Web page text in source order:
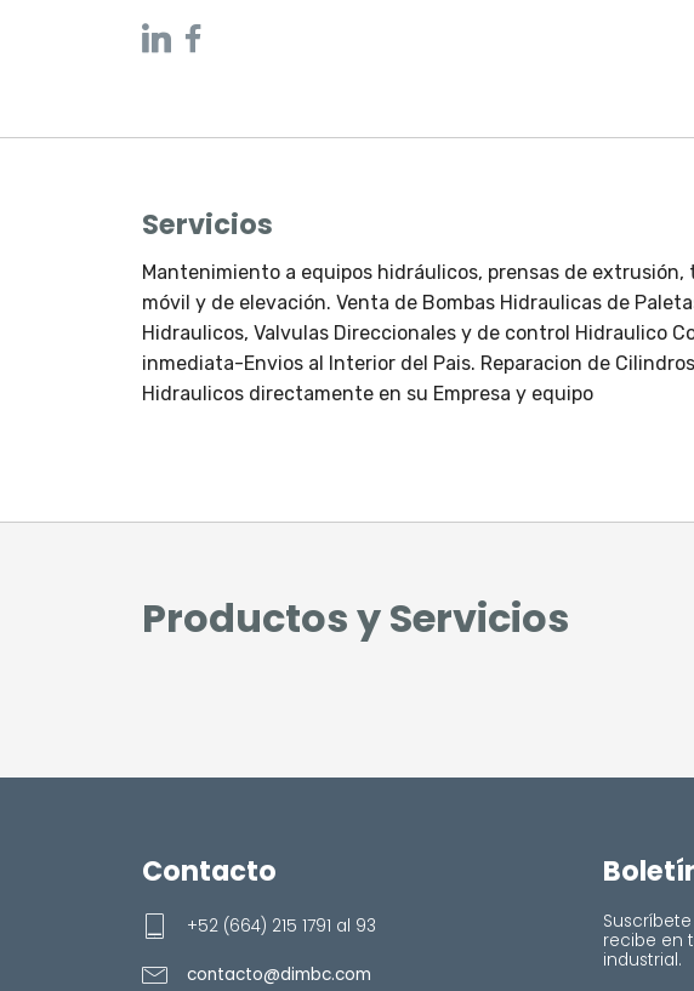
Servicios
Mantenimiento a equipos hidráulicos, prensas de
móvil y de elevación. Venta de Bombas Hidraulicas de
Hidraulicos, Valvulas Direccionales y de control Hidraulico
inmediata-Envios al Interior del Pais. Reparacion de
Hidraulicos directamente en su Empresa y equipo
Productos y Servicios
Contacto
+52 (664) 215 1791 al 93
contacto@dimbc.com
recibe en
industrial.